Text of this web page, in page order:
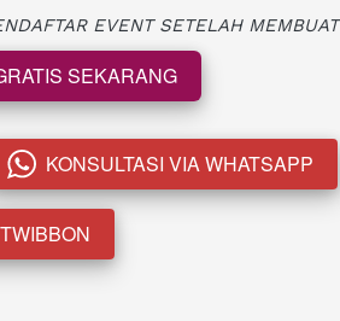
EVENT SETELAH
SEKARANG
` KONSULTASI VIA WHATSAPP
TWIBBON